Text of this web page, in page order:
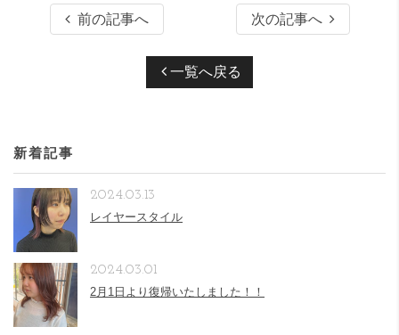
前の記事へ 次の記事へ
一覧へ戻る
新着記事
レイヤースタイル
2024.03.13
2月1日より復帰いたしました！！
2024.03.01